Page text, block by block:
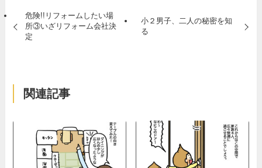
危険!!リフォームしたい場
所③いざリフォーム会社決
定
小２男子、二人の秘密を知
る
関連記事